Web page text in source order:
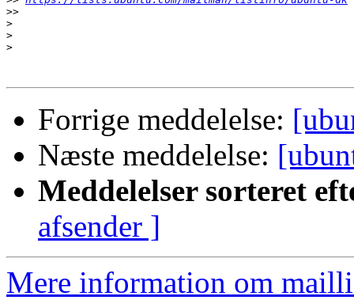
>>
>
>
>
Forrige meddelelse:
Næste meddelelse:
Meddelelser sorteret
afsender ]
Mere information om